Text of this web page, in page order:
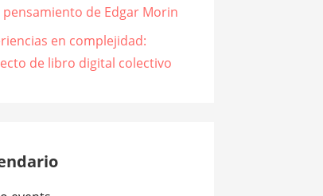
pensamiento de Edgar Morin
en complejidad:
de libro digital colectivo